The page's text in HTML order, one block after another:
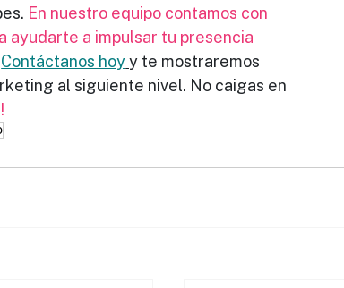
En nuestro equipo contamos con
ayudarte a impulsar tu presencia
Contáctanos hoyy te mostraremos
al siguiente nivel. No caigas en